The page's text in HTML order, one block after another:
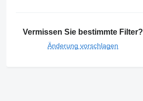
Vermissen Sie bestimmte Filter?
Änderung vorschlagen